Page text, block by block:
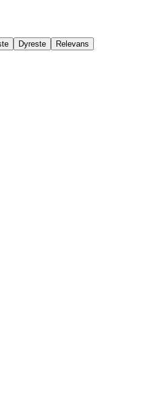
Dyreste
Relevans